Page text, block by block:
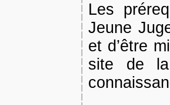
Les
Jeune
et d’être
site de